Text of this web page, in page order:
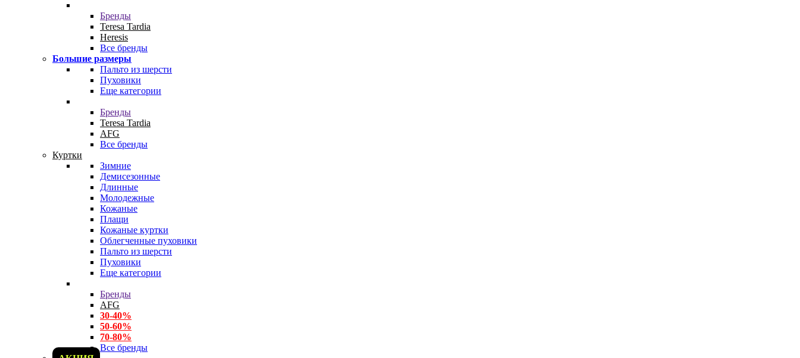
Бренды
Teresa Tardia
Heresis
Все бренды
Большие размеры
Пальто из шерсти
Пуховики
Еще категории
Бренды
Teresa Tardia
AFG
Все бренды
Куртки
Зимние
Демисезонные
Длинные
Молодежные
Кожаные
Плащи
Кожаные куртки
Облегченные пуховики
Пальто из шерсти
Пуховики
Еще категории
Бренды
AFG
30-40%
50-60%
70-80%
Все бренды